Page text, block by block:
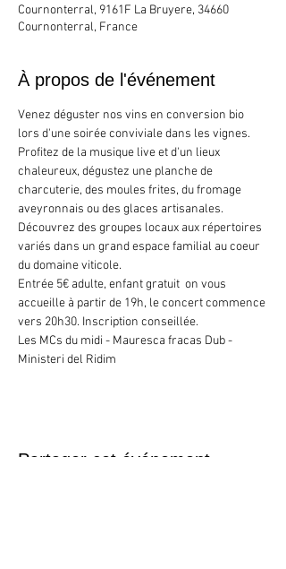
Cournonterral, 9161F La Bruyere, 34660
Cournonterral, France
À propos de l'événement
Venez déguster nos vins en conversion bio
lors d'une soirée conviviale dans les vignes.
Profitez de la musique live et d'un lieux
chaleureux, dégustez une planche de
charcuterie, des moules frites, du fromage
aveyronnais ou des glaces artisanales.
Découvrez des groupes locaux aux répertoires
variés dans un grand espace familial au coeur
du domaine viticole.
Entrée 5€ adulte, enfant gratuit  on vous
accueille à partir de 19h, le concert commence
vers 20h30. Inscription conseillée.
Les MCs du midi - Mauresca fracas Dub -
Ministeri del Ridim
Partager cet événement